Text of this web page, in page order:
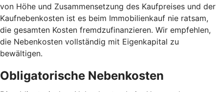
von Höhe und Zusammensetzung des Kaufpreises und der
Kaufnebenkosten ist es beim Immobilienkauf nie ratsam,
die gesamten Kosten fremdzufinanzieren. Wir empfehlen,
die Nebenkosten vollständig mit Eigenkapital zu
bewältigen.
Obligatorische Nebenkosten